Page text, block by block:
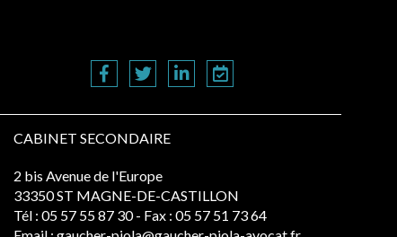
CABINET SECONDAIRE
2 bis Avenue de l'Europe
33350 ST MAGNE-DE-CASTILLON
Tél : 05 57 55 87 30 - Fax : 05 57 51 73 64